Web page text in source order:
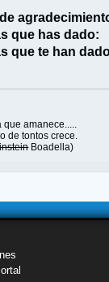
que has dado:
que te han
amanece.....
de tontos crece.
Boadella)